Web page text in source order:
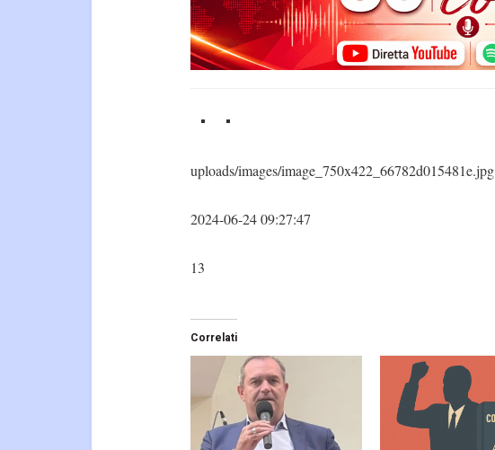
uploads/images/image_750x422_66782d015481e.jpg
2024-06-24 09:27:47
13
Correlati